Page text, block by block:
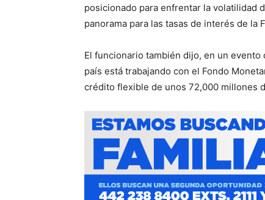
posicionado para enfrentar la volatilidad
panorama para las tasas de interés de la
El funcionario también dijo, en un
país está trabajando con el Fondo
crédito flexible de unos 72,000 millones